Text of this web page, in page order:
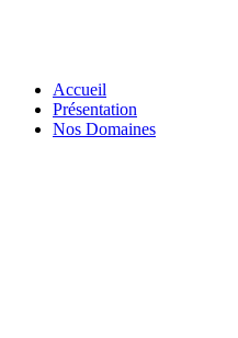
Accueil
Présentation
Nos Domaines